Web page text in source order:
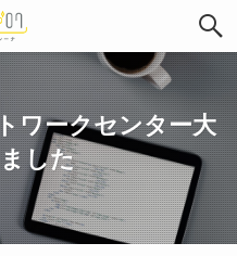
ワークセンター大
した